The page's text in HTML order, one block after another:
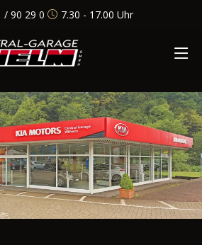
/ 90 29 0 7.30 - 17.00 Uhr